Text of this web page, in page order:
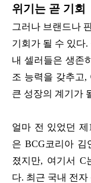
위기는 곧 기회
그러나 브랜드나
기회가 될 수 있다
내 셀러들은 생존
조 능력을 갖추고,
큰 성장의 계기가
얼마 전 있었던
은 BCG코리아 김
졌지만, 여기서 C
다. 최근 국내 전